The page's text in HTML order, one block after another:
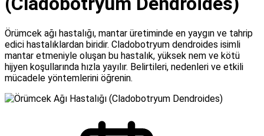
Örümcek ağı hastalığı, mantar üretiminde en yaygın ve tahrip
edici hastalıklardan biridir. Cladobotryum dendroides isimli
mantar etmeniyle oluşan bu hastalık, yüksek nem ve kötü
hijyen koşullarında hızla yayılır. Belirtileri, nedenleri ve etkili
mücadele yöntemlerini öğrenin.